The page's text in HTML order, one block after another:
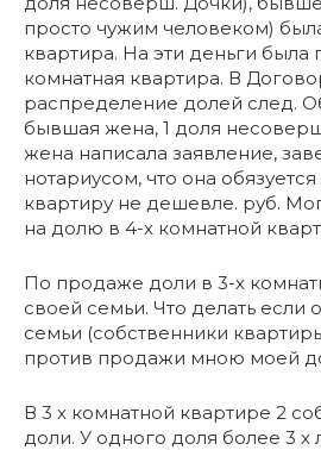
просто чужим человеком)
квартира. На эти деньги была
комнатная квартира. В
распределение долей след.
бывшая жена, 1 доля
жена написала заявление,
нотариусом, что она
квартиру не дешевле. руб.
на долю в 4-х комнатной
По продаже доли в 3-х
своей семьи. Что делать если
семьи (собственники
против продажи мною моей
В 3 х комнатной квартире 2
доли. У одного доля более 3 х